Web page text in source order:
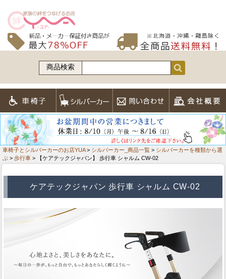
商品検索
車椅子とシルバーカーのお店YUA> シルバーカー_商品一覧 > シルバーカーを種類から選
ぶ > 歩行車 > 【ケアテックジャパン】 歩行車 シャルム CW-02
ケアテックジャパン 歩行車 シャルム CW-02